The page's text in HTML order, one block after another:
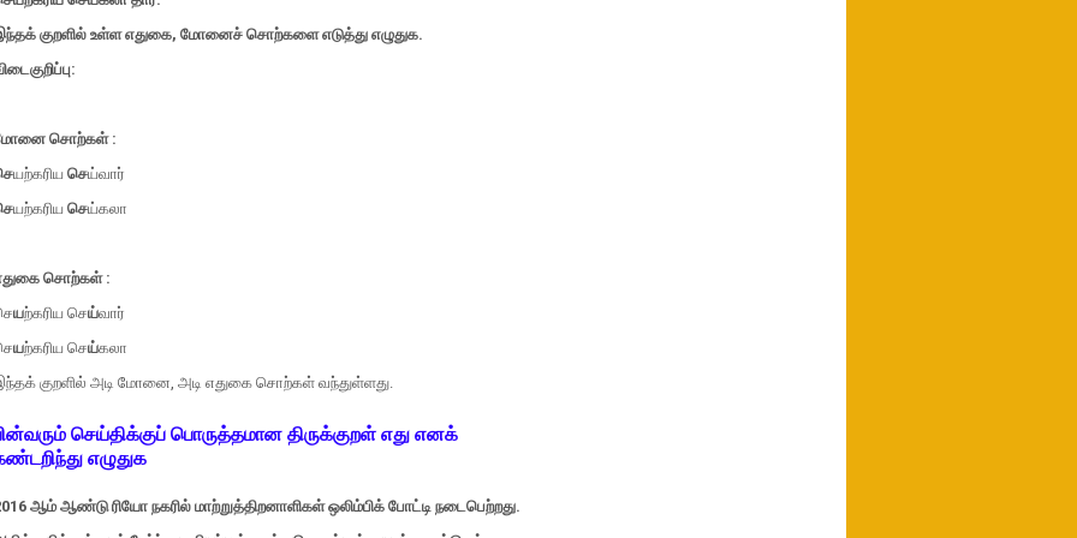
குறளில் உள்ள எதுகை, மோனைச் சொற்களை எடுத்து எழுதுக.
சொற்கள் :
யற்கரிய செய்வார்
யற்கரிய செய்கலா
சொற்கள் :
யற்கரிய செய்வார்
யற்கரிய செய்கலா
குறளில் அடி மோனை, அடி எதுகை சொற்கள் வந்துள்ளது.
செய்திக்குப் பொருத்தமான திருக்குறள் எது எனக்
எழுதுக
ஆம் ஆண்டு ரியோ நகரில் மாற்றுத்திறனாளிகள் ஒலிம்பிக் போட்டி நடைபெற்றது.